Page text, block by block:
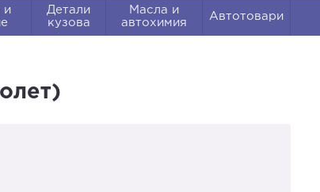
и
Детали
кузова
Масла и
автохимия
Автотовари